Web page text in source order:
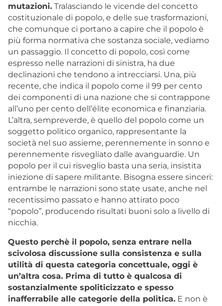
mutazioni. Tralasciando le vicende del concetto
costituzionale di popolo, e delle sue trasformazioni,
che comunque ci portano a capire che il popolo è
più forma normativa che sostanza sociale, vediamo
un passaggio. Il concetto di popolo, così come
espresso nelle narrazioni di sinistra, ha due
declinazioni che tendono a intrecciarsi. Una, più
recente, che indica il popolo come il 99 per cento
dei componenti di una nazione che si contrappone
all’uno per cento dell’élite economica e finanziaria.
L’altra, sempreverde, è quello del popolo come un
soggetto politico organico, rappresentante la
società nel suo assieme, perennemente in sonno e
perennemente risvegliato dalle avanguardie. Un
popolo per il cui risveglio basta una seria, insistita
iniezione di sapere militante. Bisogna essere sinceri:
entrambe le narrazioni sono state usate, anche nel
recentissimo passato e hanno attirato poco
“popolo”, producendo risultati buoni solo a livello di
nicchia.
Questo perchè il popolo, senza entrare nella
scivolosa discussione sulla consistenza e sulla
utilità di questa categoria concettuale, oggi è
un’altra cosa. Prima di tutto è qualcosa di
sostanzialmente spoliticizzato e spesso
inafferrabile alle categorie della politica. E non è